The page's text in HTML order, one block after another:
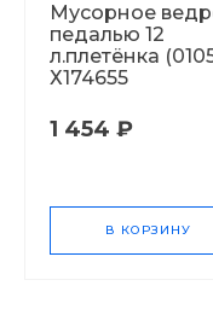
Мусорное
педалью 12
л.плетёнка
Х174655
1 454 ₽
В КОРЗИНУ